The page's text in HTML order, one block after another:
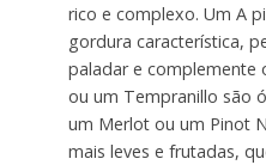
rico e complexo. Um A
gordura característica,
paladar e complemente
ou um Tempranillo são
um Merlot ou um Pinot
mais leves e frutadas,